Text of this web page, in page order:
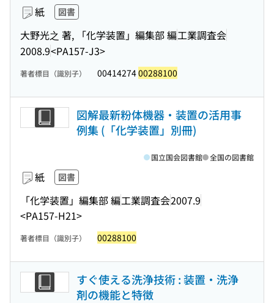
紙 図書
大野光之 著, 「化学装置」編集部 編工業調査会
2008.9<PA157-J3>
著者標目（識別子） 0041427400288100
図解最新粉体機器・装置の活用事
例集 (「化学装置」別冊)
紙 図書
「化学装置」編集部 編工業調査会2007.9
<PA157-H21>
国立国会図書館 全国の図書館
著者標目（識別子） 00288100
すぐ使える洗浄技術 : 装置・洗浄
剤の機能と特徴